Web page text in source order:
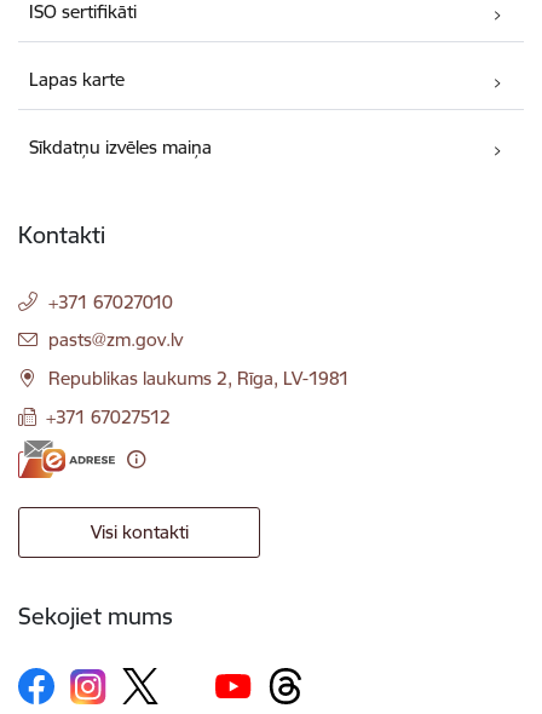
ISO sertifikāti
Lapas karte
Sīkdatņu izvēles maiņa
Kontakti
+371 67027010
E-pasts:
pasts@zm.gov.lv
Republikas laukums 2, Rīga, LV-1981
+371 67027512
Visi kontakti
Sekojiet mums